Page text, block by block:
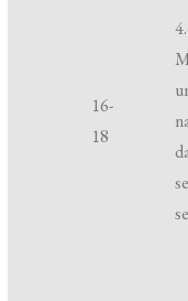
16-
18